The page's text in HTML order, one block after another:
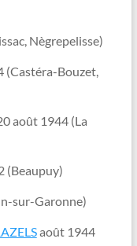
Nègrepelisse)
(Castéra-Bouzet,
août 1944 (La
(Beaupuy)
sur-Garonne)
août 1944